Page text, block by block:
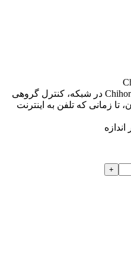
زمانی که تلفن به اینترنت